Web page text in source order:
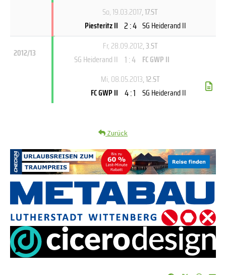
So, 19.03.2017, 17.ST
Piesteritz II 2 : 4 SG Heiderand II
2012/13
Fr, 28.09.2012, 3.ST
SG Heiderand II 1 : 4 FC GWP II
Mi, 08.05.2013, 12.ST
FC GWP II 4 : 1 SG Heiderand II
Zurück